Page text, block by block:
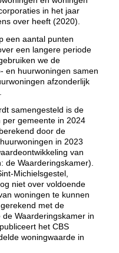
in het jaar
over heeft (2020).
een aantal punten
een langere periode
we de
en huurwoningen samen
afzonderlijk
samengesteld is de
gemeente in 2024
door de
in 2023
van
de Waarderingskamer).
Michielsgestel,
niet over voldoende
woningen te kunnen
met de
Waarderingskamer in
het CBS
woningwaarde in